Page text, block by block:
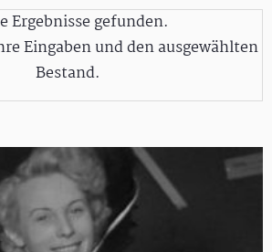
Ergebnisse gefunden.
Eingaben und den ausgewählten
Bestand.